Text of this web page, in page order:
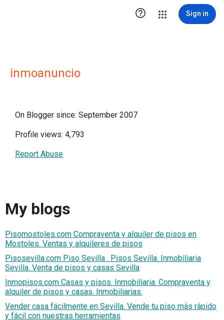
 Sign in
inmoanuncio
On Blogger since: September 2007
Profile views: 4,793
Report Abuse
My blogs
Pisomostoles.com Compraventa y alquiler de pisos en
Mostoles. Ventas y alquileres de pisos
Pisosevilla.com Piso Sevilla . Pisos Sevilla. Inmobiliaria
Sevilla. Venta de pisos y casas Sevilla
Inmopisos.com Casas y pisos. Inmobiliaria. Compraventa y
alquiler de pisos y casas. Inmobiliarias.
Vender casa fácilmente en Sevilla. Vende tu piso más rápido
y fácil con nuestras herramientas